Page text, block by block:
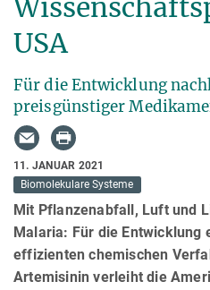
USA
Für die Entwicklung
preisgünstiger
11. JANUAR 2021
Biomolekulare Systeme
Mit Pflanzenabfall, Luft und
Malaria: Für die Entwicklung
effizienten chemischen
Artemisinin verleiht die